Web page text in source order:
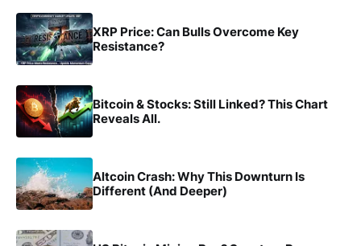
XRP Price: Can Bulls Overcome Key
Resistance?
Bitcoin & Stocks: Still Linked? This Chart
Reveals All.
Altcoin Crash: Why This Downturn Is
Different (And Deeper)